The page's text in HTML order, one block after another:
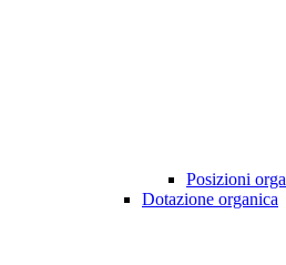
Posizioni
Dotazione organica